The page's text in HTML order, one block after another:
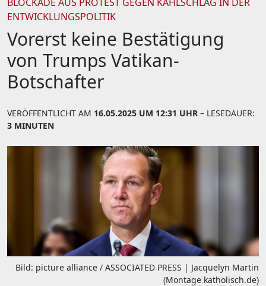
ENTWICKLUNGSPOLITIK
Vorerst keine Bestätigung
von Trumps Vatikan-
Botschafter
VERÖFFENTLICHT AM 16.05.2025 UM 12:31 UHR – LESEDAUER:
3 MINUTEN
Bild: picture alliance / ASSOCIATED PRESS | Jacquelyn Martin
(Montage katholisch.de)